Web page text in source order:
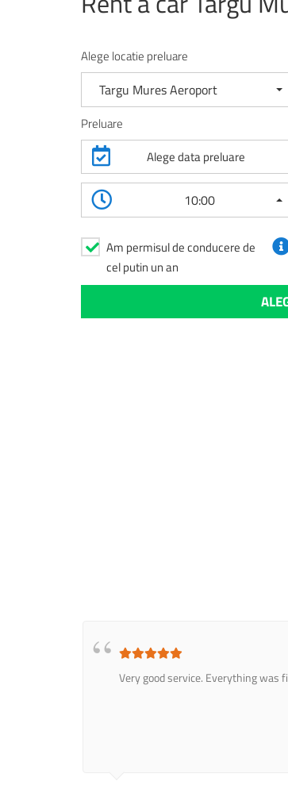
Alege locatie preluare
Targu Mures Aeroport
Preluare
Alege data preluare
10:00
Am permisul de conducere de
cel putin un an
Very good service. Everything was